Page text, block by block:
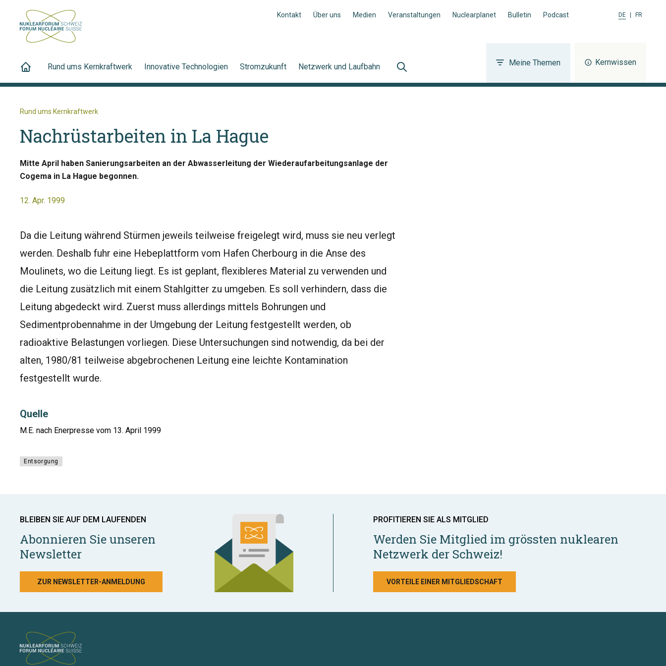
Kontakt Über uns Medien Veranstaltungen Nuclearplanet Bulletin Podcast DE FR
Rund ums Kernkraftwerk Innovative Technologien Stromzukunft Netzwerk und Laufbahn Meine Themen Kernwissen
Rund ums Kernkraftwerk
Nachrüstarbeiten in La Hague
Mitte April haben Sanierungsarbeiten an der Abwasserleitung der Wiederaufarbeitungsanlage der
Cogema in La Hague begonnen.
12. Apr. 1999
Da die Leitung während Stürmen jeweils teilweise freigelegt wird, muss sie neu verlegt
werden. Deshalb fuhr eine Hebeplattform vom Hafen Cherbourg in die Anse des
Moulinets, wo die Leitung liegt. Es ist geplant, flexibleres Material zu verwenden und
die Leitung zusätzlich mit einem Stahlgitter zu umgeben. Es soll verhindern, dass die
Leitung abgedeckt wird. Zuerst muss allerdings mittels Bohrungen und
Sedimentprobennahme in der Umgebung der Leitung festgestellt werden, ob
radioaktive Belastungen vorliegen. Diese Untersuchungen sind notwendig, da bei der
alten, 1980/81 teilweise abgebrochenen Leitung eine leichte Kontamination
festgestellt wurde.
Quelle
M.E. nach Enerpresse vom 13. April 1999
Entsorgung
BLEIBEN SIE AUF DEM LAUFENDEN
Abonnieren Sie unseren
Newsletter
ZUR NEWSLETTER-ANMELDUNG
PROFITIEREN SIE ALS MITGLIED
Werden Sie Mitglied im grössten nuklearen
Netzwerk der Schweiz!
VORTEILE EINER MITGLIEDSCHAFT